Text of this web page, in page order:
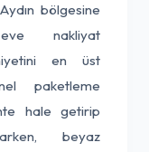
bölgesine
nakliyat
en üst
paketleme
hale getirip
beyaz